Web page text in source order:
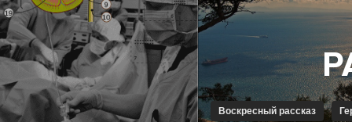
воскресный рассказ